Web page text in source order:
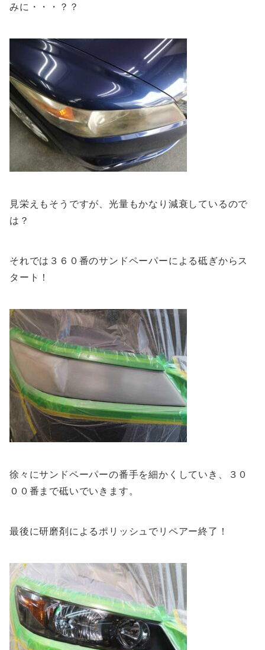
みに・・・？？
見栄えもそうですが、光量もかなり減衰しているので
は？
それでは３６０番のサンドペーパーによる砥ぎからス
タート！
徐々にサンドペーパーの番手を細かくしていき、３０
００番まで砥いでいきます。
最後に研磨剤によるポリッシュでリペアー終了！